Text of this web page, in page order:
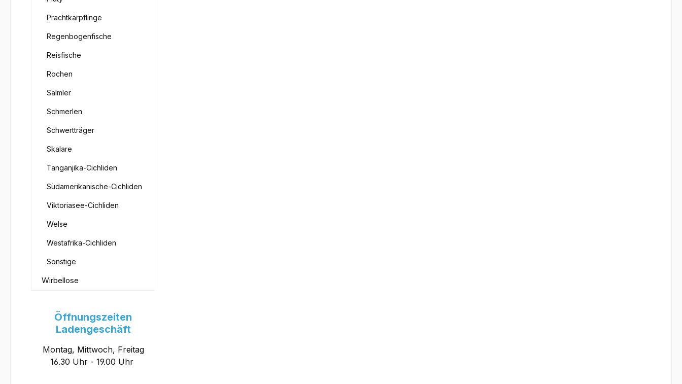
Prachtkärpflinge
Regenbogenfische
Reisfische
Rochen
Salmler
Schmerlen
Schwertträger
Skalare
Tanganjika-Cichliden
Südamerikanische-Cichliden
Viktoriasee-Cichliden
Welse
Westafrika-Cichliden
Sonstige
Wirbellose
Öffnungszeiten
Ladengeschäft
Montag, Mittwoch, Freitag
16.30 Uhr - 19.00 Uhr